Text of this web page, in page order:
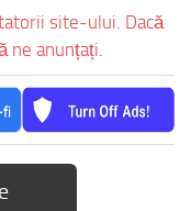
site-ului. Dacă
ne anunțați.